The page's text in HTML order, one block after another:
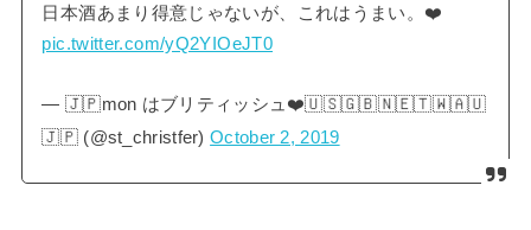
日本酒あまり得意じゃないが、これはうまい。❤️
pic.twitter.com/yQ2YIOeJT0
— 🇯🇵mon はブリティッシュ❤️🇺🇸🇬🇧🇳🇪🇹🇼🇦🇺
🇯🇵 (@st_christfer)October 2, 2019